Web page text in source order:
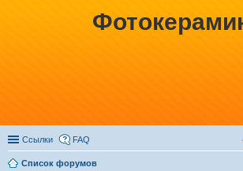
Ссылки FAQ
Список форумов